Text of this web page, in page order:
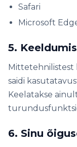
Safari
Microsoft
5.
Mittetehnilistest
saidi
Keelatakse
6. Sinu